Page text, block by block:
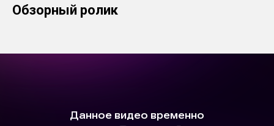
Обзорный ролик